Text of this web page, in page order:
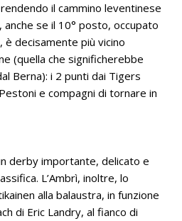
il cammino leventinese
se il 10° posto, occupato
è decisamente più vicino
(quella che significherebbe
Berna): i 2 punti dai Tigers
e compagni di tornare in
derby importante, delicato e
L’Ambrì, inoltre, lo
alla balaustra, in funzione
di Eric Landry, al fianco di